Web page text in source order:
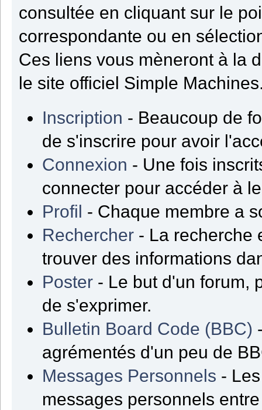
consultée en cliquant sur le
correspondante ou en
Ces liens vous mèneront à la
le site officiel Simple
Inscription - Beaucoup de
de s'inscrire pour avoir
Connexion - Une fois
connecter pour accéder à
Profil - Chaque membre a
Rechercher - La recherche
trouver des informations
Poster - Le but d'un forum,
de s'exprimer.
Bulletin Board Code (BBC)
agrémentés d'un peu de
Messages Personnels -
messages personnels